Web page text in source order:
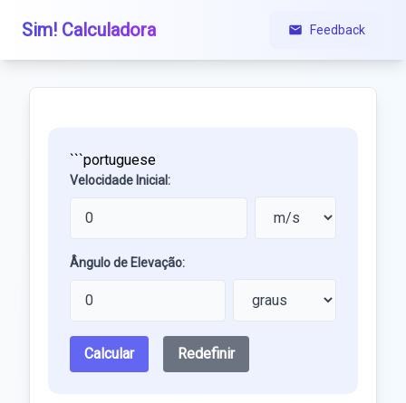
Sim! Calculadora Feedback
```portuguese
Velocidade Inicial:
Ângulo de Elevação:
Calcular Redefinir